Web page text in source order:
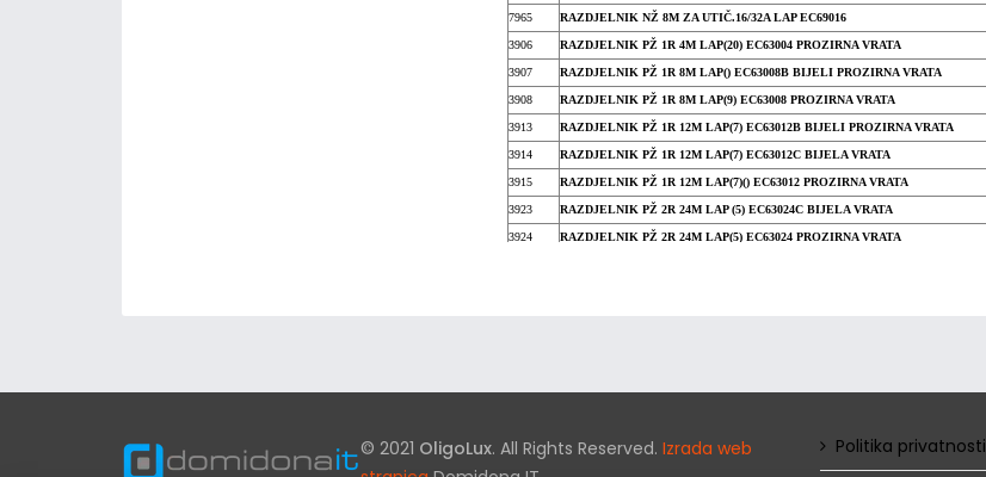
7965 RAZDJELNIK NŽ 8M ZA UTIČ.16/32A LAP EC69016
3906 RAZDJELNIK PŽ 1R 4M LAP(20) EC63004 PROZIRNA VRATA
3907 RAZDJELNIK PŽ 1R 8M LAP() EC63008B BIJELI PROZIRNA VRATA
3908 RAZDJELNIK PŽ 1R 8M LAP(9) EC63008 PROZIRNA VRATA
3913 RAZDJELNIK PŽ 1R 12M LAP(7) EC63012B BIJELI PROZIRNA VRATA
3914 RAZDJELNIK PŽ 1R 12M LAP(7) EC63012C BIJELA VRATA
3915 RAZDJELNIK PŽ 1R 12M LAP(7)() EC63012 PROZIRNA VRATA
3923 RAZDJELNIK PŽ 2R 24M LAP (5) EC63024C BIJELA VRATA
3924 RAZDJELNIK PŽ 2R 24M LAP(5) EC63024 PROZIRNA VRATA
© 2021 OligoLux. All Rights Reserved. Izrada web
Politika privatnosti